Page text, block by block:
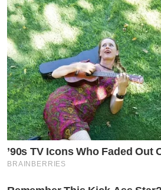
’90s TV Icons Who Faded Out
BRAINBERRIES